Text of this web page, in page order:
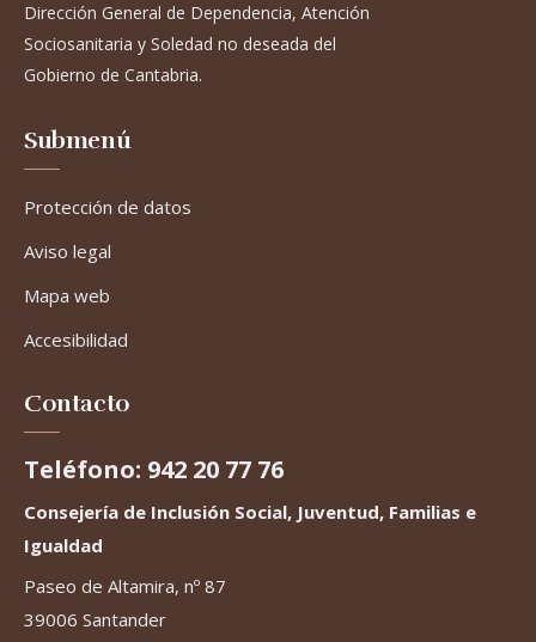
Dirección General de Dependencia, Atención
Sociosanitaria y Soledad no deseada del
Gobierno de Cantabria.
Submenú
Protección de datos
Aviso legal
Mapa web
Accesibilidad
Contacto
Teléfono: 942 20 77 76
Consejería de Inclusión Social, Juventud, Familias e
Igualdad
Paseo de Altamira, nº 87
39006 Santander